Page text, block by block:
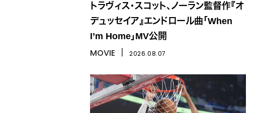
トラヴィス・スコット、ノーラン監督作『オ
デュッセイア』エンドロール曲「When
I’m Home」MV公開
MOVIE 2026.08.07